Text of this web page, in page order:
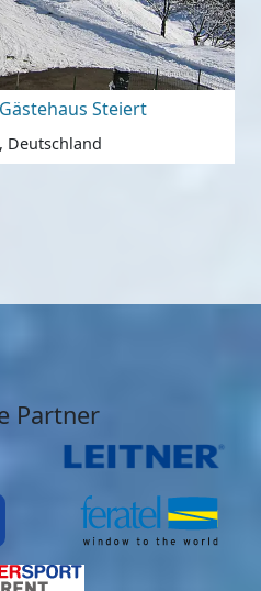
Steiert
Deutschland
Partner